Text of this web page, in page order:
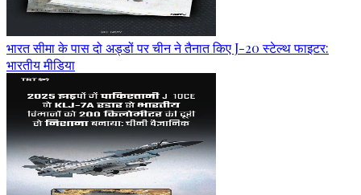
भारत सीमा के पास दो अड्डों पर चीन ने तैनात किए J-20 स्टेल्थ फाइटर:
भारतीय मीडिया